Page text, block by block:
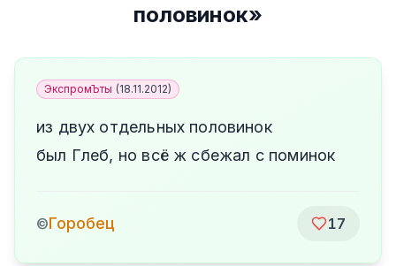
половинок»
ЭкспромЪты (18.11.2012)
из двух отдельных половинок
был Глеб, но всё ж сбежал с поминок
©Горобец 17